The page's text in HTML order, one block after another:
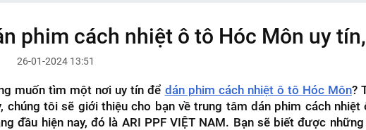
phim cách nhiệt ô tô Hóc Môn uy
26-01-2024 13:51
muốn tìm một nơi uy tín để dán phim cách nhiệt ô tô Hóc Môn?
chúng tôi sẽ giới thiệu cho bạn về trung tâm dán phim cách nhiệt
đầu hiện nay, đó là ARI PPF VIỆT NAM. Bạn sẽ biết được